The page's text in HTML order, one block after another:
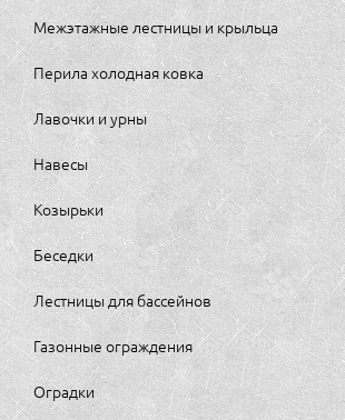
Межэтажные лестницы и крыльца
Перила холодная ковка
Лавочки и урны
Навесы
Козырьки
Беседки
Лестницы для бассейнов
Газонные ограждения
Оградки